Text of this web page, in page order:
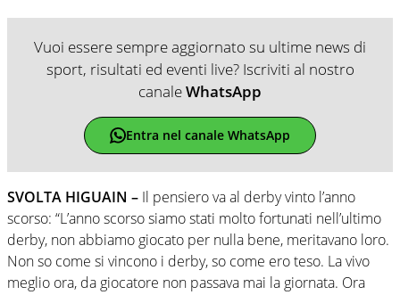
Vuoi essere sempre aggiornato su ultime news di
sport, risultati ed eventi live? Iscriviti al nostro
canaleWhatsApp
Entra nel canale WhatsApp
SVOLTA HIGUAIN – Il pensiero va al derby vinto l’anno
scorso: “L’anno scorso siamo stati molto fortunati nell’ultimo
derby, non abbiamo giocato per nulla bene, meritavano loro.
Non so come si vincono i derby, so come ero teso. La vivo
meglio ora, da giocatore non passava mai la giornata. Ora